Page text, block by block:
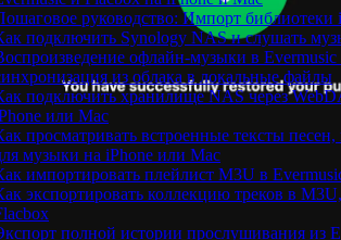
руководство: Импорт библиотеки
подключить Synology NAS и слушать
офлайн-музыки в
из облака в локальные файлы
подключить хранилище NAS через
или Mac
просматривать встроенные тексты
музыки на iPhone или Mac
импортировать плейлист M3U в
экспортировать коллекцию треков в
полной истории прослушивания из